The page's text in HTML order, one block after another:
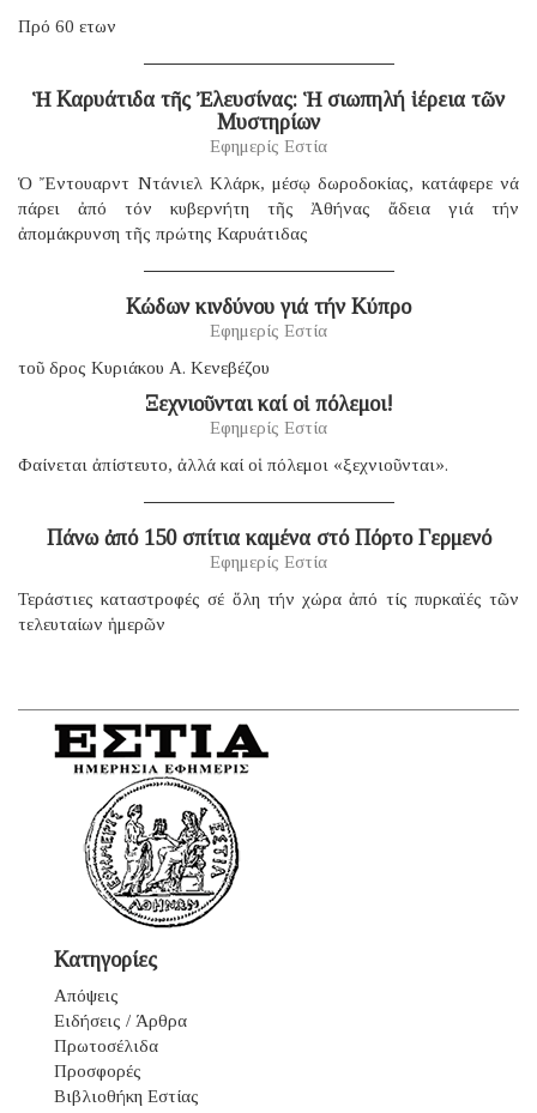
Πρό 60 ετων
Ἡ Καρυάτιδα τῆς Ἐλευσίνας: Ἡ σιωπηλή ἱέρεια τῶν
Μυστηρίων
Εφημερίς Εστία
Ὁ Ἔντουαρντ Ντάνιελ Κλάρκ, μέσῳ δωροδοκίας, κατάφερε νά
πάρει ἀπό τόν κυβερνήτη τῆς Ἀθήνας ἄδεια γιά τήν
ἀπομάκρυνση τῆς πρώτης Καρυάτιδας
Κώδων κινδύνου γιά τήν Κύπρο
Εφημερίς Εστία
τοῦ δρος Κυριάκου Α. Κενεβέζου
Ξεχνιοῦνται καί οἱ πόλεμοι!
Εφημερίς Εστία
Φαίνεται ἀπίστευτο, ἀλλά καί οἱ πόλεμοι «ξεχνιοῦνται».
Πάνω ἀπό 150 σπίτια καμένα στό Πόρτο Γερμενό
Εφημερίς Εστία
Τεράστιες καταστροφές σέ ὅλη τήν χώρα ἀπό τίς πυρκαϊές τῶν
τελευταίων ἡμερῶν
Κατηγορίες
Απόψεις
Ειδήσεις / Άρθρα
Πρωτοσέλιδα
Προσφορές
Βιβλιοθήκη Εστίας